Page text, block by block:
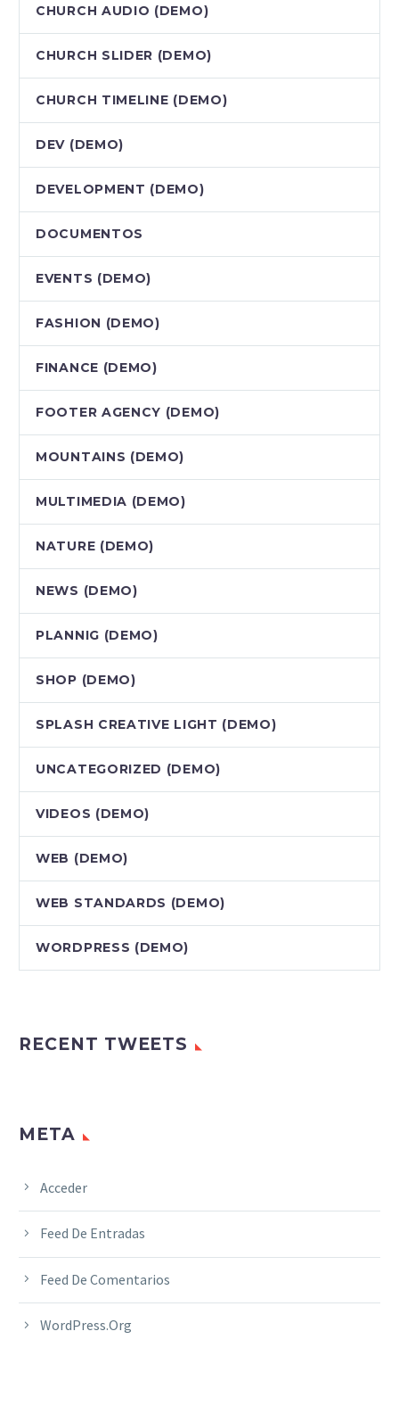
CHURCH AUDIO (DEMO)
CHURCH SLIDER (DEMO)
CHURCH TIMELINE (DEMO)
DEV (DEMO)
DEVELOPMENT (DEMO)
DOCUMENTOS
EVENTS (DEMO)
FASHION (DEMO)
FINANCE (DEMO)
FOOTER AGENCY (DEMO)
MOUNTAINS (DEMO)
MULTIMEDIA (DEMO)
NATURE (DEMO)
NEWS (DEMO)
PLANNIG (DEMO)
SHOP (DEMO)
SPLASH CREATIVE LIGHT (DEMO)
UNCATEGORIZED (DEMO)
VIDEOS (DEMO)
WEB (DEMO)
WEB STANDARDS (DEMO)
WORDPRESS (DEMO)
RECENT TWEETS
META
Acceder
Feed De Entradas
Feed De Comentarios
WordPress.org